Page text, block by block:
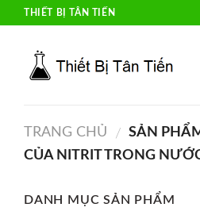
THIẾT BỊ TÂN TIẾN
TRANG CHỦ / SẢN
CỦA NITRIT TRONG
DANH MỤC SẢN PHẨM